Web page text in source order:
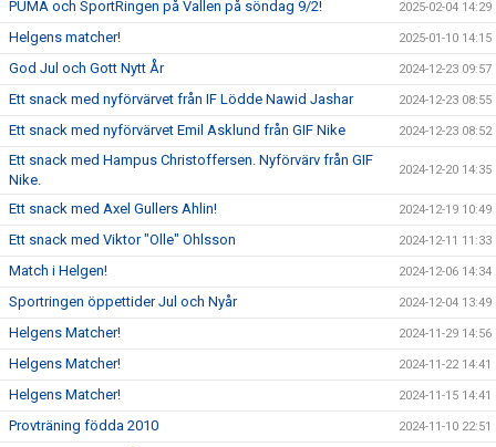
PUMA och SportRingen på Vallen på söndag 9/2! 2025-02-04 14:29
Helgens matcher! 2025-01-10 14:15
God Jul och Gott Nytt År 2024-12-23 09:57
Ett snack med nyförvärvet från IF Lödde Nawid Jashar 2024-12-23 08:55
Ett snack med nyförvärvet Emil Asklund från GIF Nike 2024-12-23 08:52
Ett snack med Hampus Christoffersen. Nyförvärv från GIF
Nike.
2024-12-20 14:35
Ett snack med Axel Gullers Ahlin! 2024-12-19 10:49
Ett snack med Viktor "Olle" Ohlsson 2024-12-11 11:33
Match i Helgen! 2024-12-06 14:34
Sportringen öppettider Jul och Nyår 2024-12-04 13:49
Helgens Matcher! 2024-11-29 14:56
Helgens Matcher! 2024-11-22 14:41
Helgens Matcher! 2024-11-15 14:41
Provträning födda 2010 2024-11-10 22:51